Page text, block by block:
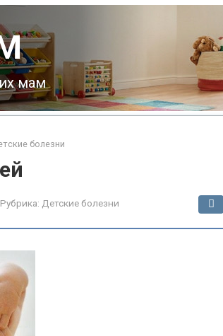
мам
болезни
Рубрика: Детские болезни